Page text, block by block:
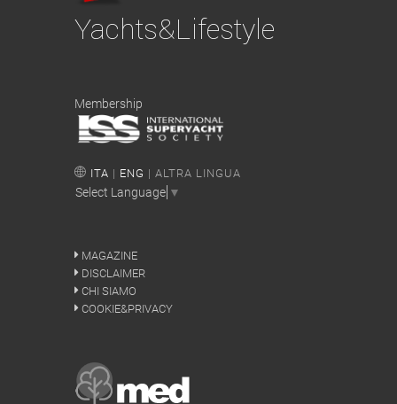
Yachts&Lifestyle
Membership
ITA | ENG | ALTRA LINGUA
Select Language ▼
MAGAZINE
DISCLAIMER
CHI SIAMO
COOKIE&PRIVACY